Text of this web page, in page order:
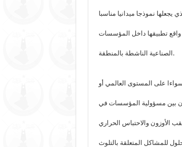
يجعلها نموذجا ميدانيا مناسبا
واقع تطبيقها داخل المؤسسات
الصناعية الناشطة بالمنطقة.
على المستوى العالمي أو
بين مسؤولية المؤسسات في
الأوزون والاحتباس الحراري
للمشاكل المتعلقة بالتلوث